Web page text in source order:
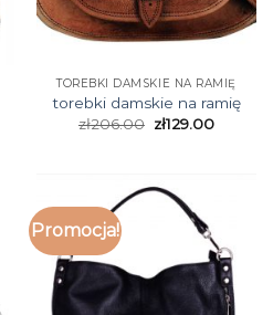
TOREBKI DAMSKIE NA RAMIĘ
torebki damskie na ramię
zł206.00 zł129.00
Promocja!